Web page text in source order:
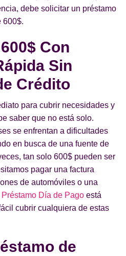
debe solicitar un préstamo
600$.
Con
pida Sin
Crédito
para cubrir necesidades y
saber que no está solo.
se enfrentan a dificultades
en busca de una fuente de
tan solo 600$ pueden ser
pagar una factura
de automóviles o una
Préstamo Día de Pago está
cubrir cualquiera de estas
éstamo de